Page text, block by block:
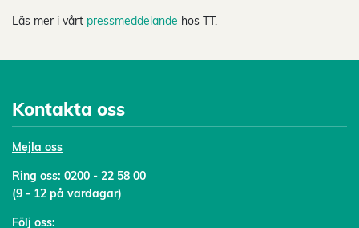
Läs mer i vårt pressmeddelande hos TT.
Kontakta oss
Mejla oss
Ring oss: 0200 - 22 58 00
(9 - 12 på vardagar)
Följ oss: